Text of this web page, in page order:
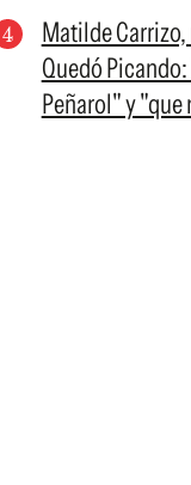
Matilde
Quedó
Peñarol" y "que